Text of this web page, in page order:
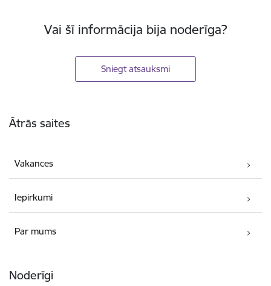
Vai šī informācija bija noderīga?
Sniegt atsauksmi
Ātrās saites
Vakances
Iepirkumi
Par mums
Noderīgi